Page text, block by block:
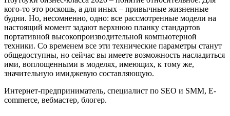
кого-то это роскошь, а для иных – привычные жизненные
будни. Но, несомненно, одно: все рассмотренные модели на
настоящий момент задают верхнюю планку стандартов
портативной высокопроизводительной компьютерной
техники. Со временем все эти технические параметры станут
общедоступны, но сейчас вы имеете возможность насладиться
ими, воплощенными в моделях, имеющих, к тому же,
значительную имиджевую составляющую.
Интернет-предприниматель, специалист по SEO и SMM, E-
commerce, вебмастер, блогер.